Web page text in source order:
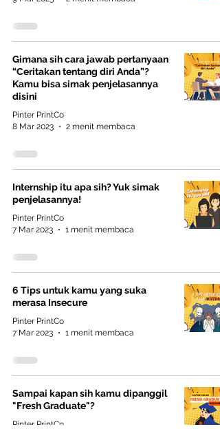
Gimana sih cara jawab pertanyaan
“Ceritakan tentang diri Anda”?
Kamu bisa simak penjelasannya
disini
Pinter PrintCo
8 Mar 2023
2 menit membaca
Internship itu apa sih? Yuk simak
penjelasannya!
Pinter PrintCo
7 Mar 2023
1 menit membaca
6 Tips untuk kamu yang suka
merasa Insecure
Pinter PrintCo
7 Mar 2023
1 menit membaca
Sampai kapan sih kamu dipanggil
"Fresh Graduate"?
Pinter PrintCo